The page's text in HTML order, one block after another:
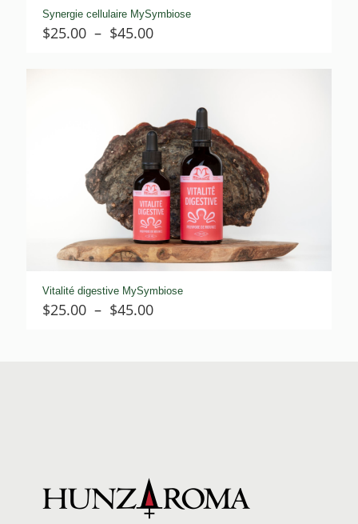
Synergie cellulaire MySymbiose
$25.00 – $45.00Plage
$45.00
Vitalité digestive MySymbiose
$25.00 – $45.00Plage